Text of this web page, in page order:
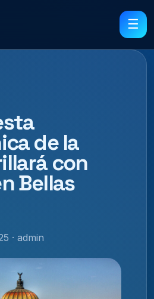
☰
de la
con
Bellas
· admin